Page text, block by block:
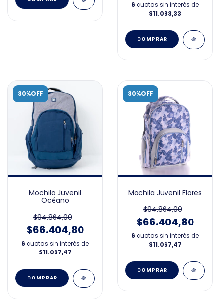
6 cuotas sin interés de
$11.083,33
30%OFF
Mochila Juvenil
Océano
$94.864,00
$66.404,80
6 cuotas sin interés de
$11.067,47
30%OFF
Mochila Juvenil Flores
$94.864,00
$66.404,80
6 cuotas sin interés de
$11.067,47